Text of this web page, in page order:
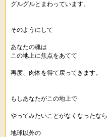
グルグルとまわっています。
そのようにして
あなたの魂は
この地上に焦点をあてて
再度、肉体を得て戻ってきます。
もしあなたがこの地上で
やってみたいことがなくなったなら
地球以外の